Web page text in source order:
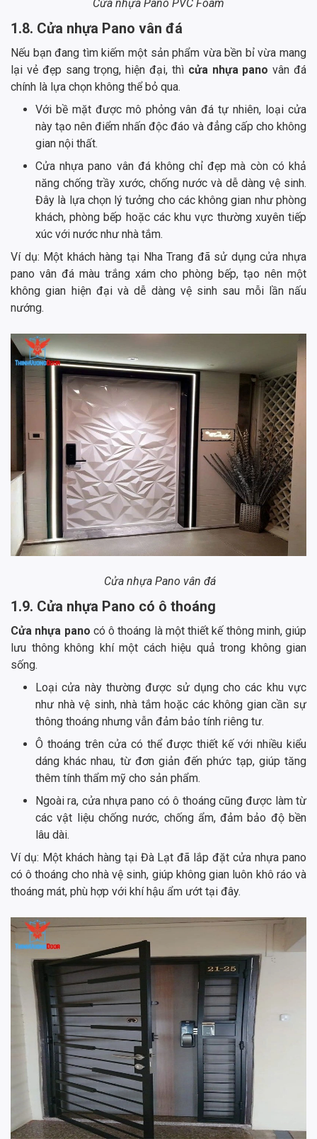
Cửa nhựa Pano PVC Foam
1.8. Cửa nhựa Pano vân đá
Nếu bạn đang tìm kiếm một sản phẩm vừa bền bỉ vừa mang
lại vẻ đẹp sang trọng, hiện đại, thì cửa nhựa pano vân đá
chính là lựa chọn không thể bỏ qua.
Với bề mặt được mô phỏng vân đá tự nhiên, loại cửa
này tạo nên điểm nhấn độc đáo và đẳng cấp cho không
gian nội thất.
Cửa nhựa pano vân đá không chỉ đẹp mà còn có khả
năng chống trầy xước, chống nước và dễ dàng vệ sinh.
Đây là lựa chọn lý tưởng cho các không gian như phòng
khách, phòng bếp hoặc các khu vực thường xuyên tiếp
xúc với nước như nhà tắm.
Ví dụ: Một khách hàng tại Nha Trang đã sử dụng cửa nhựa
pano vân đá màu trắng xám cho phòng bếp, tạo nên một
không gian hiện đại và dễ dàng vệ sinh sau mỗi lần nấu
nướng.
Cửa nhựa Pano vân đá
1.9. Cửa nhựa Pano có ô thoáng
Cửa nhựa pano có ô thoáng là một thiết kế thông minh, giúp
lưu thông không khí một cách hiệu quả trong không gian
sống.
Loại cửa này thường được sử dụng cho các khu vực
như nhà vệ sinh, nhà tắm hoặc các không gian cần sự
thông thoáng nhưng vẫn đảm bảo tính riêng tư.
Ô thoáng trên cửa có thể được thiết kế với nhiều kiểu
dáng khác nhau, từ đơn giản đến phức tạp, giúp tăng
thêm tính thẩm mỹ cho sản phẩm.
Ngoài ra, cửa nhựa pano có ô thoáng cũng được làm từ
các vật liệu chống nước, chống ẩm, đảm bảo độ bền
lâu dài.
Ví dụ: Một khách hàng tại Đà Lạt đã lắp đặt cửa nhựa pano
có ô thoáng cho nhà vệ sinh, giúp không gian luôn khô ráo và
thoáng mát, phù hợp với khí hậu ẩm ướt tại đây.